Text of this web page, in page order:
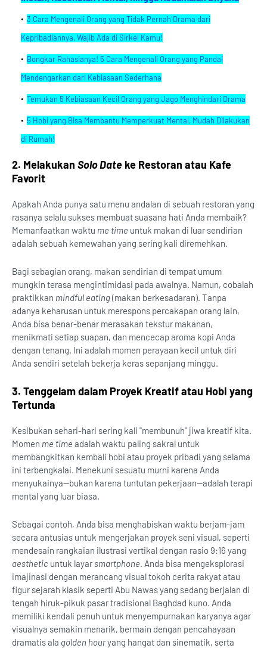
3 Cara Mengenali Orang yang Tidak Pernah Drama dari
Kepribadiannya, Wajib Ada di Sirkel Kamu!
Bongkar Rahasianya! 5 Cara Mengenali Orang yang Pandai
Mendengarkan dari Kebiasaan Sederhana
Temukan 5 Kebiasaan Kecil Orang yang Jago Menghindari Drama
5 Hobi yang Bisa Membantu Memperkuat Mental, Mudah Dilakukan
di Rumah!
2. Melakukan Solo Date ke Restoran atau Kafe
Favorit
Apakah Anda punya satu menu andalan di sebuah restoran yang
rasanya selalu sukses membuat suasana hati Anda membaik?
Memanfaatkan waktu me time untuk makan di luar sendirian
adalah sebuah kemewahan yang sering kali diremehkan.
Bagi sebagian orang, makan sendirian di tempat umum
mungkin terasa mengintimidasi pada awalnya. Namun, cobalah
praktikkan mindful eating(makan berkesadaran). Tanpa
adanya keharusan untuk merespons percakapan orang lain,
Anda bisa benar-benar merasakan tekstur makanan,
menikmati setiap suapan, dan mencecap aroma kopi Anda
dengan tenang. Ini adalah momen perayaan kecil untuk diri
Anda sendiri setelah bekerja keras sepanjang minggu.
3. Tenggelam dalam Proyek Kreatif atau Hobi yang
Tertunda
Kesibukan sehari-hari sering kali "membunuh" jiwa kreatif kita.
Momen me time adalah waktu paling sakral untuk
membangkitkan kembali hobi atau proyek pribadi yang selama
ini terbengkalai. Menekuni sesuatu murni karena Anda
menyukainya—bukan karena tuntutan pekerjaan—adalah terapi
mental yang luar biasa.
Sebagai contoh, Anda bisa menghabiskan waktu berjam-jam
secara antusias untuk mengerjakan proyek seni visual, seperti
mendesain rangkaian ilustrasi vertikal dengan rasio 9:16 yang
aesthetic untuk layarsmartphone. Anda bisa mengeksplorasi
imajinasi dengan merancang visual tokoh cerita rakyat atau
figur sejarah klasik seperti Abu Nawas yang sedang berjalan di
tengah hiruk-pikuk pasar tradisional Baghdad kuno. Anda
memiliki kendali penuh untuk menyempurnakan karyanya agar
visualnya semakin menarik, bermain dengan pencahayaan
dramatis ala golden houryang hangat dan sinematik, serta